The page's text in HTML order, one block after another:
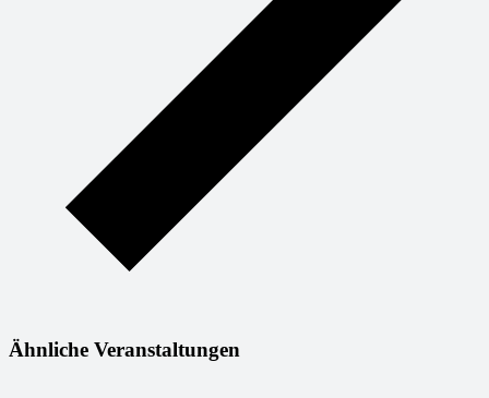
Ähnliche Veranstaltungen